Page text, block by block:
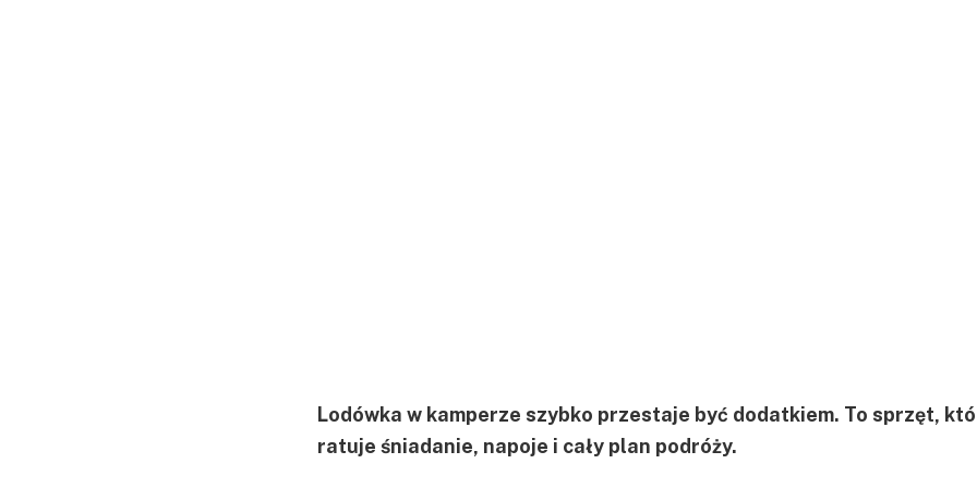
Lodówka w kamperze szybko przestaje być dodatkiem. To sprzęt,
ratuje śniadanie, napoje i cały plan podróży.